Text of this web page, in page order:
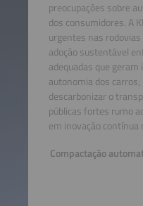
preocupações sobre
dos consumidores. A
urgentes nas
adoção sustentável
adequadas que
autonomia dos
descarbonizar o
públicas fortes rumo
em inovação
Compactação